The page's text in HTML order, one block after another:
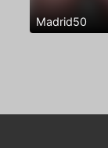
Madrid50